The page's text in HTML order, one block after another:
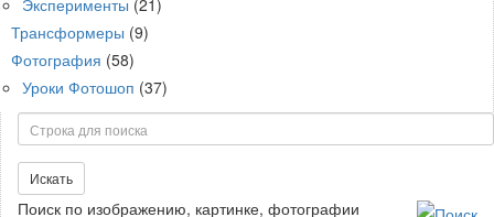
Эксперименты (21)
Трансформеры (9)
Фотография (58)
Уроки Фотошоп (37)
Поиск
Искать
Поиск по изображению, картинке, фотографии